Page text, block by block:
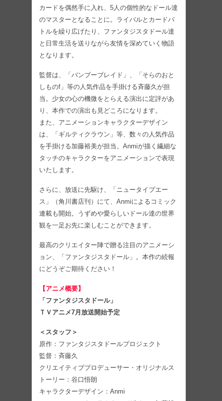
カードを偶然手に入れ、5人の個性的なドール達
のマスターとなることに。ライバルとカードバ
トルを繰り広げたり、ファンタジスタドール達
と日常生活を送りながら友情を深めていく物語
となります。
監督は、「バンブーブレイド」、「そらのおと
しものf」等の人気作品を手掛ける斉藤久が担
当。少女の心の機微をとらえる演出に定評があ
り、本作での演出も見どころになります。
また、アニメーションキャラクターデザイン
は、「ギルティクラウン」等、数々の人気作品
を手掛ける加藤裕美が担当。Anmiが描く繊細な
タッチのキャラクターをアニメーションで表現
いたします。
さらに、放送に先駆け、「ニュータイプエー
ス」（角川書店刊）にて、Anmiによるコミック
連載も開始。うずめや愛らしいドール達の世界
観を一足お先に楽しむことができます。
最高のクリエイター陣で贈る注目のアニメーシ
ョン、「ファンタジスタドール」。本作の続報
にどうぞご期待ください！
【アニメ概要】
「ファンタジスタドール」
ＴＶアニメ7月放送開始予定
＜スタッフ＞
原作：ファンタジスタドールプロジェクト
監督：斉藤久
クリエイティブプロデューサー・オリジナルス
トーリー：谷口悟朗
キャラクターデザイン：Anmi